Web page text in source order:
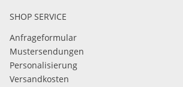
SHOP SERVICE
Anfrageformular
Mustersendungen
Personalisierung
Versandkosten